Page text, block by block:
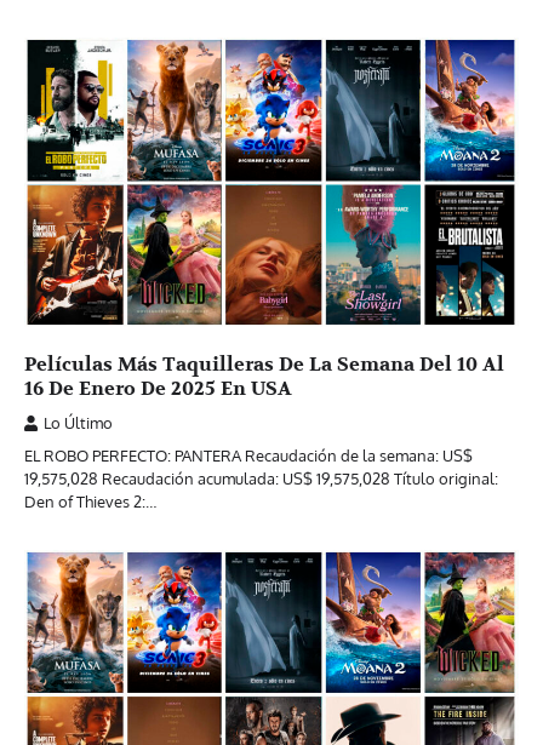
Películas Más Taquilleras De La Semana Del 10 Al
16 De Enero De 2025 En USA
Lo Último
EL ROBO PERFECTO: PANTERA Recaudación de la semana: US$
19,575,028 Recaudación acumulada: US$ 19,575,028 Título original:
Den of Thieves 2:…